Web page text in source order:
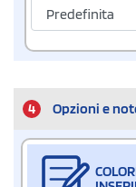
4 Opzioni e